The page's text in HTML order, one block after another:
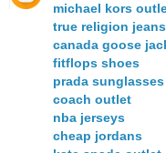
michael kors
true religion jeans
canada goose
fitflops shoes
prada sunglasses
coach outlet
nba jerseys
cheap jordans